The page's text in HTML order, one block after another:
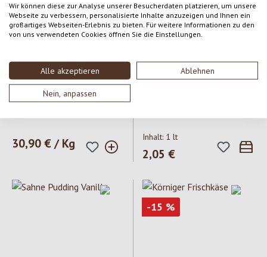
Wir können diese zur Analyse unserer Besucherdaten platzieren, um unsere
Webseite zu verbessern, personalisierte Inhalte anzuzeigen und Ihnen ein
großartiges Webseiten-Erlebnis zu bieten. Für weitere Informationen zu den
von uns verwendeten Cookies öffnen Sie die Einstellungen.
Alle akzeptieren Ablehnen
Nein, anpassen
Hofkäserei Englhorn
TELLA Schnittkäse aus
Regulärer Preis:
30,90 € / Kg Inhalt: 1 lt
Regulärer Preis:
2,05 €
-15 Rabatt
%